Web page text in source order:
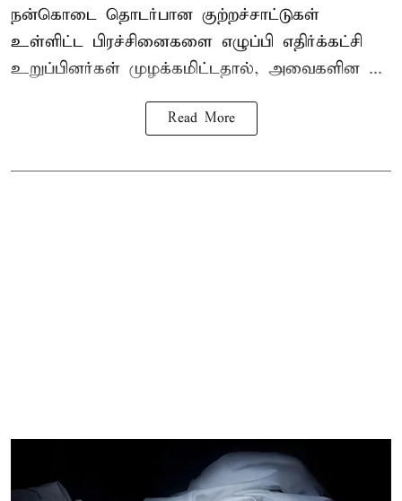
நன்கொடை தொடர்பான குற்றச்சாட்டுகள்
உள்ளிட்ட பிரச்சினைகளை எழுப்பி எதிர்க்கட்சி
உறுப்பினர்கள் முழக்கமிட்டதால், அவைகளின ...
Read More